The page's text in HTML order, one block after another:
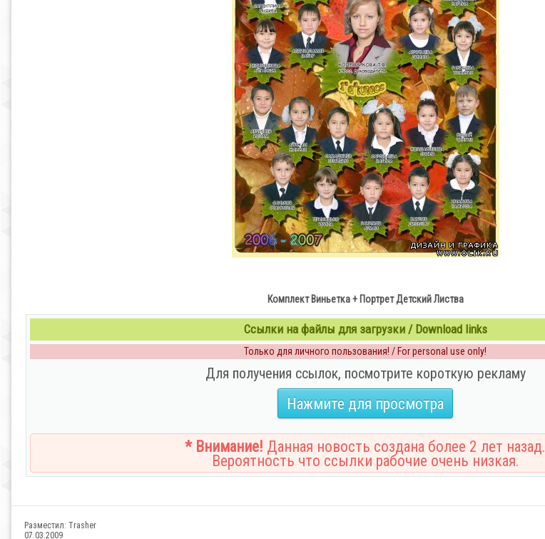
Комплект Виньетка + Портрет Детский Листва
Ссылки на файлы для загрузки / Download links
Только для личного пользования! / For personal use only!
Для получения ссылок, посмотрите короткую рекламу
Нажмите для просмотра
* Внимание! Данная новость создана более 2 лет назад.
Вероятность что ссылки рабочие очень низкая.
Разместил: Trasher
07.03.2009